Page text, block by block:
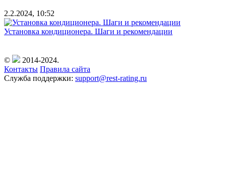
2.2.2024, 10:52
Установка кондиционера. Шаги и рекомендации
©
2014-2024.
Контакты Правила сайта
Служба поддержки: support@rest-rating.ru